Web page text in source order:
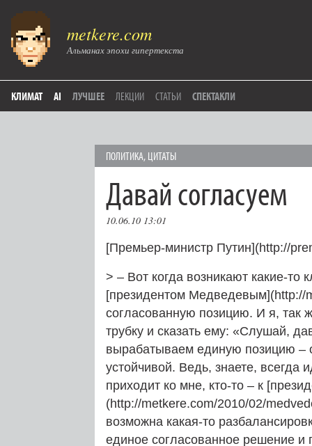
metkere.com
Альманах эпохи гипертекста
КЛИМАТ AI ЛУЧШЕЕ ЛЕКЦИИ СТАТЬИ СПЕКТАКЛИ
ПОЛИТИКА, ЦИТАТЫ
Давай согласуем
10.06.10 13:01
[Премьер-министр Путин](http://
> – Вот когда возникают какие-
[президентом Медведевым](http://
согласованную позицию. И я, так
трубку и сказать ему: «Слушай,
вырабатываем единую позицию –
устойчивой. Ведь, знаете, всегда
приходит ко мне, кто-то – к
(http://metkere.com/2010/02/
возможна какая-то
единое согласованное решение